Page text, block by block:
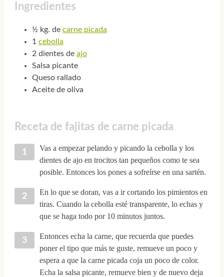
Ingredientes
½ kg. de carne picada
1 cebolla
2 dientes de ajo
Salsa picante
Queso rallado
Aceite de oliva
Receta de fajitas de carne picada
Vas a empezar pelando y picando la cebolla y los
dientes de ajo en trocitos tan pequeños como te sea
posible. Entonces los pones a sofreírse en una sartén.
En lo que se doran, vas a ir cortando los pimientos en
tiras. Cuando la cebolla esté transparente, lo echas y
que se haga todo por 10 minutos juntos.
Entonces echa la carne, que recuerda que puedes
poner el tipo que más te guste, remueve un poco y
espera a que la carne picada coja un poco de color.
Echa la salsa picante, remueve bien y de nuevo deja